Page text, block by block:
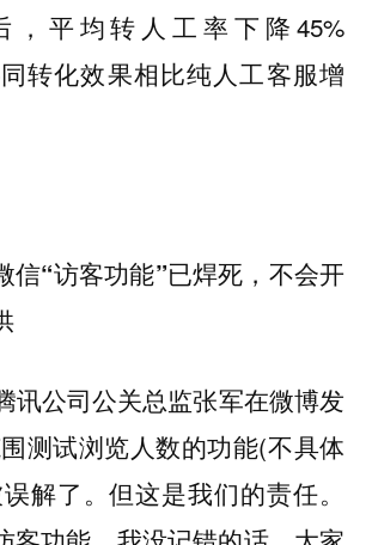
，平均转人工率下降45%
同转化效果相比纯人工客服增
信“访客功能”已焊死，不会开
讯公司公关总监张军在微博发
测试浏览人数的功能(不具体
解了。但这是我们的责任。